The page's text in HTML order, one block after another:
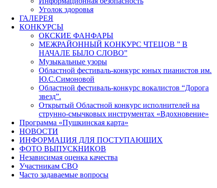
Уголок здоровья
ГАЛЕРЕЯ
КОНКУРСЫ
ОКСКИЕ ФАНФАРЫ
МЕЖРАЙОННЫЙ КОНКУРС ЧТЕЦОВ ” В
НАЧАЛЕ БЫЛО СЛОВО”
Музыкальные узоры
Областной фестиваль-конкурс юных пианистов им.
Ю.С.Симоновой
Областной фестиваль-конкурс вокалистов “Дорога
звезд”.
Открытый Областной конкурс исполнителей на
струнно-смычковых инструментах «Вдохновение»
Программа «Пушкинская карта»
НОВОСТИ
ИНФОРМАЦИЯ ДЛЯ ПОСТУПАЮЩИХ
ФОТО ВЫПУСКНИКОВ
Независимая оценка качества
Участникам СВО
Часто задаваемые вопросы